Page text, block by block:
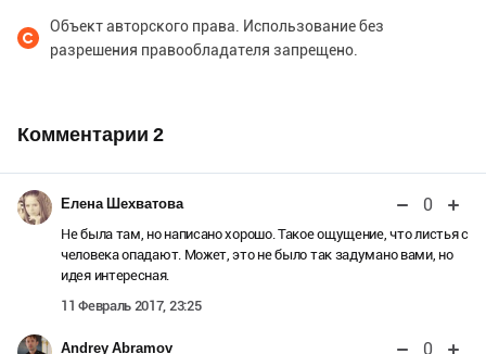
Объект авторского права. Использование без
разрешения правообладателя запрещено.
Комментарии 2
Елена Шехватова 0
Не была там, но написано хорошо. Такое ощущение, что листья с
человека опадают. Может, это не было так задумано вами, но
идея интересная.
11 Февраль 2017, 23:25
Andrey Abramov 0